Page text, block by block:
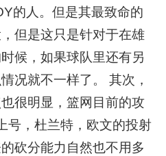
的人。但是其最致命的
但是这只是针对于在雄
候，如果球队里还有另
况就不一样了。 其次，
很明显，篮网目前的攻
号，杜兰特，欧文的投射
砍分能力自然也不用多